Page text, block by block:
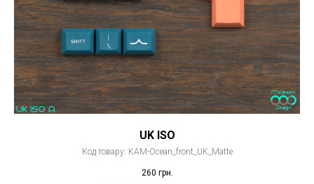
UK ISO
Код товару: KAM-Ocean_front_UK_Matte
260 грн.